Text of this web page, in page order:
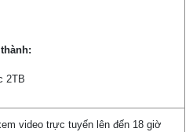
2TB
video trực tuyến lên đến 18 giờ